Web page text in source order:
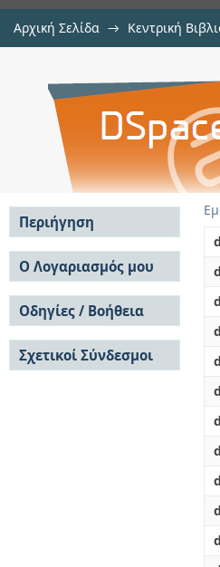
Αρχική Σελίδα → Κεντρική
Electricity and
theoretically
implications
Περιήγηση
Σε όλο το DSpace
Κοινότητες & Συλλογές
Ανά Ημερομηνία
Έκδοσης
Συγγραφείς
Τίτλοι
Θέματα
Ο Λογαριασμός μου
Σύνδεση
Εγγραφή
Οδηγίες / Βοήθεια
Οδηγίες Υποβολής
Οδηγίες Χρήσης ΙΑ
Συχνές Ερωτήσεις
Σχετικοί Σύνδεσμοι